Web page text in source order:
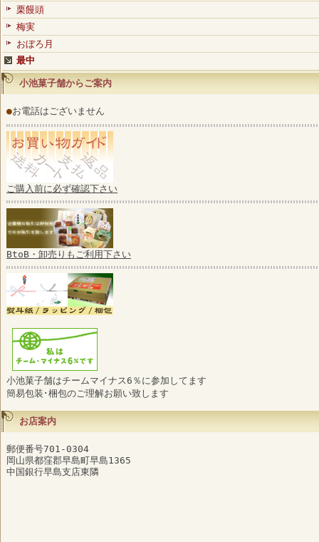
栗饅頭
梅実
おぼろ月
最中
小池菓子舗からご案内
●お電話はございません
ご購入前に必ず確認下さい
BtoB・卸売りもご利用下さい
小池菓子舗はチームマイナス6％に参加してます
簡易包装･梱包のご理解お願い致します
お店案内
郵便番号701-0304
岡山県都窪郡早島町早島1365
中国銀行早島支店東隣